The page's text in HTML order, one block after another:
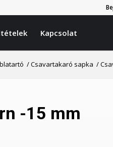
Kapcsolat
/Csavartakaró sapka /
-15 mm